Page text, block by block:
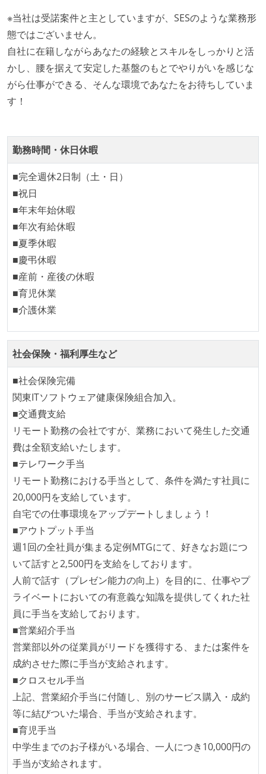
マイクロサービス化している
労働環境の自由度
週4日リモート勤務のハイブリットワーク（週1出社）
週3日リモート勤務のハイブリットワーク（週2出社）
2年以内に未就学児を子育てしながら働いていたエン
ジニアがいる
子育て中のエンジニアが、働き方を紹介したコンテン
ツが公開されている
フレックスタイム制または裁量労働制を採用している
待遇・福利厚生
イベントへの業務参加やチケット負担など、会社とし
て、大規模カンファレンスへの参加を支援する制度が
ある
職業安定法に対応する記載事項
受動喫煙防止措置：屋内禁煙（屋内に喫煙可能室設
置）
受動喫煙防止措置：屋内禁煙
※当社は受諾案件と主としていますが、SESのような業務形
態ではございません。
自社に在籍しながらあなたの経験とスキルをしっかりと活
かし、腰を据えて安定した基盤のもとでやりがいを感じな
がら仕事ができる、そんな環境であなたをお待ちしていま
す！
勤務時間・休日休暇
■完全週休2日制（土・日）
■祝日
■年末年始休暇
■年次有給休暇
■夏季休暇
■慶弔休暇
■産前・産後の休暇
■育児休業
■介護休業
社会保険・福利厚生など
■社会保険完備
関東ITソフトウェア健康保険組合加入。
■交通費支給
リモート勤務の会社ですが、業務において発生した交通
費は全額支給いたします。
■テレワーク手当
リモート勤務における手当として、条件を満たす社員に
20,000円を支給しています。
自宅での仕事環境をアップデートしましょう！
■アウトプット手当
週1回の全社員が集まる定例MTGにて、好きなお題につ
いて話すと2,500円を支給をしております。
人前で話す（プレゼン能力の向上）を目的に、仕事やプ
ライベートにおいての有意義な知識を提供してくれた社
員に手当を支給しております。
■営業紹介手当
営業部以外の従業員がリードを獲得する、または案件を
成約させた際に手当が支給されます。
■クロスセル手当
上記、営業紹介手当に付随し、別のサービス購入・成約
等に結びついた場合、手当が支給されます。
■育児手当
中学生までのお子様がいる場合、一人につき10,000円の
手当が支給されます。